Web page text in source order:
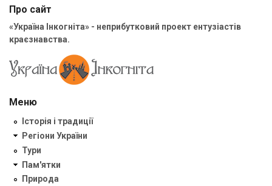
Про сайт
«Україна Інкогніта» - неприбутковий проект ентузіастів
краєзнавства.
Меню
Історія і традиції
Регіони України
Тури
Пам'ятки
Природа